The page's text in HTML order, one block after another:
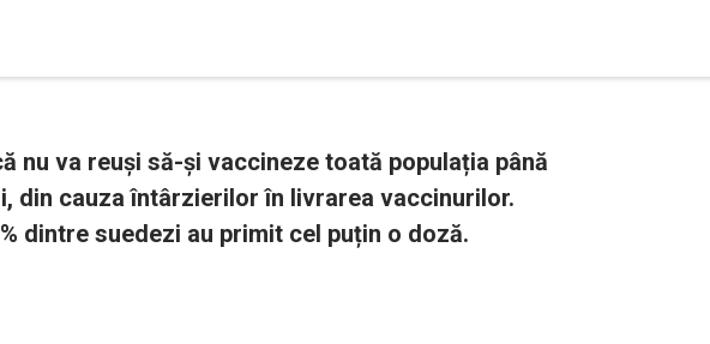
nu va reuși să-și vaccineze toată populația până
din cauza întârzierilor în livrarea vaccinurilor.
dintre suedezi au primit cel puțin o doză.